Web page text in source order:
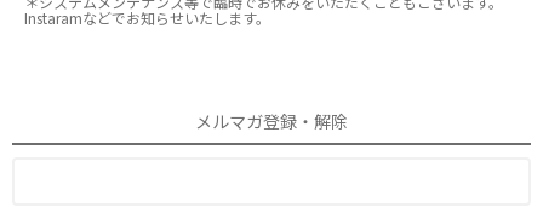
Instaramなどでお知らせいたします。
メルマガ登録・解除